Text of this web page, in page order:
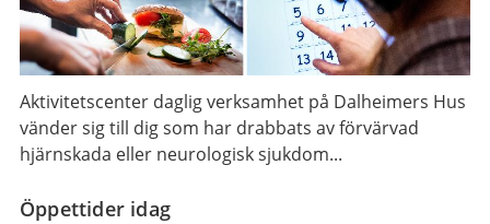
Aktivitetscenter daglig verksamhet på Dalheimers Hus
vänder sig till dig som har drabbats av förvärvad
hjärnskada eller neurologisk sjukdom...
Öppettider idag